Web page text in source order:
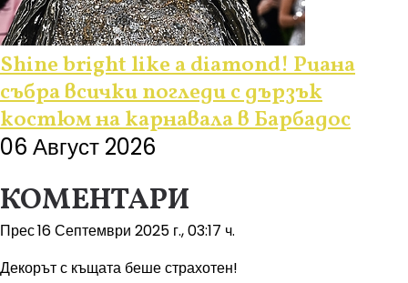
Shine bright like a diamond! Риана
събра всички погледи с дързък
костюм на карнавала в Барбадос
06 Август 2026
КОМЕНТАРИ
Прес16 Септември 2025 г., 03:17 ч.
Декорът с къщата беше страхотен!